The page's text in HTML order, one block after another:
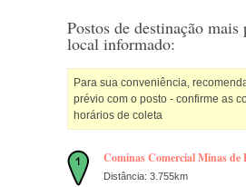
Postos de destinação
local informado:
Para sua conveniência,
prévio com o posto - confirme as
horários de coleta
Cominas Comercial Minas de
Distância: 3.755km